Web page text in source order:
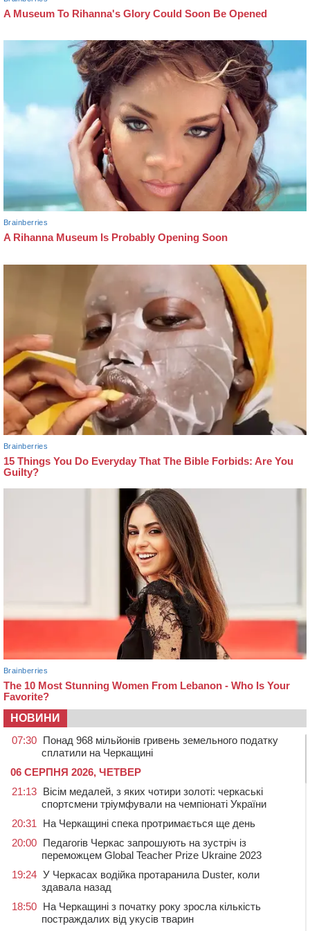
НОВИНИ
07:30 Понад 968 мільйонів гривень земельного податку
сплатили на Черкащині
06 СЕРПНЯ 2026, ЧЕТВЕР
21:13 Вісім медалей, з яких чотири золоті: черкаські
спортсмени тріумфували на чемпіонаті України
20:31
На Черкащині спека протримається ще день
20:00 Педагогів Черкас запрошують на зустріч із
переможцем Global Teacher Prize Ukraine 2023
19:24 У Черкасах водійка протаранила Duster, коли
здавала назад
18:50 На Черкащині з початку року зросла кількість
постраждалих від укусів тварин